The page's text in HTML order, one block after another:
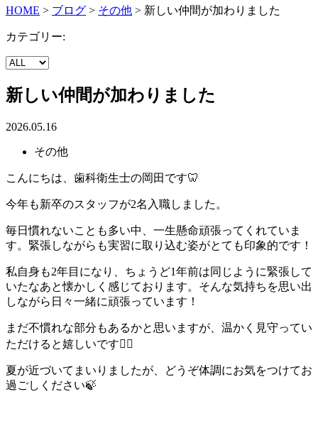
HOME > ブログ > その他 > 新しい仲間が加わりました
カテゴリー:
新しい仲間が加わりました
2026.05.16
その他
こんにちは、歯科衛生士の岡田です🦷
今年も新卒のスタッフが2名入職しました。
毎日慣れないことも多い中、一生懸命頑張ってくれていま
す。緊張しながらも実習に取り込む姿がとても印象的です！
私自身も2年目になり、ちょうど1年前は同じように緊張して
いたなあと懐かしく感じております。そんな気持ちを思い出
しながら日々一緒に頑張っています！
まだ不慣れな部分もあるかと思いますが、温かく見守ってい
ただけると嬉しいです🙂‍↕️
夏が近づいてまいりましたが、どうぞ体調にお気をつけてお
過ごしください🍃